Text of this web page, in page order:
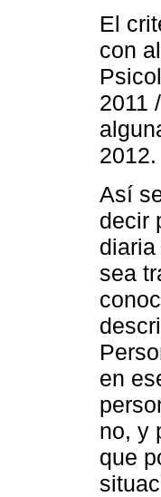
El
con
2011
2012.
Así
decir
sea
en
no, y
que